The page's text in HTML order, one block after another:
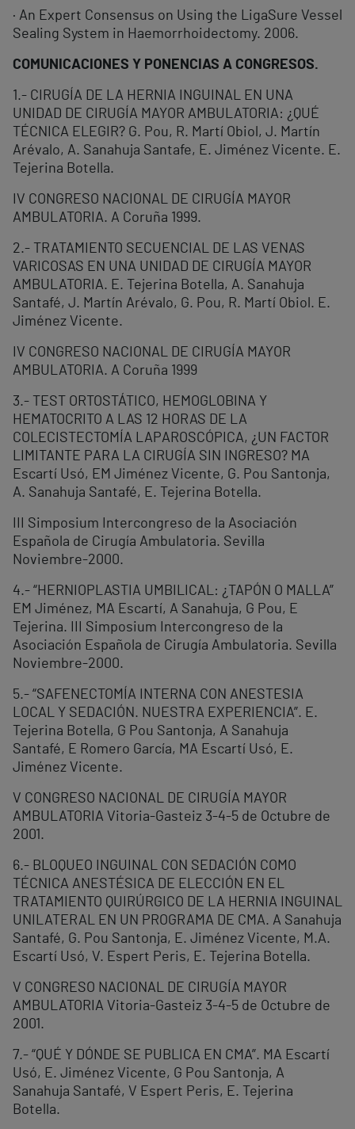
· An Expert Consensus on Using the LigaSure Vessel
Sealing System in Haemorrhoidectomy. 2006.
COMUNICACIONES Y PONENCIAS A CONGRESOS.
1.- CIRUGÍA DE LA HERNIA INGUINAL EN UNA
UNIDAD DE CIRUGÍA MAYOR AMBULATORIA: ¿QUÉ
TÉCNICA ELEGIR? G. Pou, R. Martí Obiol, J. Martín
Arévalo, A. Sanahuja Santafe, E. Jiménez Vicente. E.
Tejerina Botella.
IV CONGRESO NACIONAL DE CIRUGÍA MAYOR
AMBULATORIA. A Coruña 1999.
2.- TRATAMIENTO SECUENCIAL DE LAS VENAS
VARICOSAS EN UNA UNIDAD DE CIRUGÍA MAYOR
AMBULATORIA. E. Tejerina Botella, A. Sanahuja
Santafé, J. Martín Arévalo, G. Pou, R. Martí Obiol. E.
Jiménez Vicente.
IV CONGRESO NACIONAL DE CIRUGÍA MAYOR
AMBULATORIA. A Coruña 1999
3.- TEST ORTOSTÁTICO, HEMOGLOBINA Y
HEMATOCRITO A LAS 12 HORAS DE LA
COLECISTECTOMÍA LAPAROSCÓPICA, ¿UN FACTOR
LIMITANTE PARA LA CIRUGÍA SIN INGRESO? MA
Escartí Usó, EM Jiménez Vicente, G. Pou Santonja,
A. Sanahuja Santafé, E. Tejerina Botella.
III Simposium Intercongreso de la Asociación
Española de Cirugía Ambulatoria. Sevilla
Noviembre-2000.
4.- “HERNIOPLASTIA UMBILICAL: ¿TAPÓN O MALLA”
EM Jiménez, MA Escartí, A Sanahuja, G Pou, E
Tejerina. III Simposium Intercongreso de la
Asociación Española de Cirugía Ambulatoria. Sevilla
Noviembre-2000.
5.- “SAFENECTOMÍA INTERNA CON ANESTESIA
LOCAL Y SEDACIÓN. NUESTRA EXPERIENCIA”. E.
Tejerina Botella, G Pou Santonja, A Sanahuja
Santafé, E Romero García, MA Escartí Usó, E.
Jiménez Vicente.
V CONGRESO NACIONAL DE CIRUGÍA MAYOR
AMBULATORIA Vitoria-Gasteiz 3-4-5 de Octubre de
2001.
6.- BLOQUEO INGUINAL CON SEDACIÓN COMO
TÉCNICA ANESTÉSICA DE ELECCIÓN EN EL
TRATAMIENTO QUIRÚRGICO DE LA HERNIA INGUINAL
UNILATERAL EN UN PROGRAMA DE CMA. A Sanahuja
Santafé, G. Pou Santonja, E. Jiménez Vicente, M.A.
Escartí Usó, V. Espert Peris, E. Tejerina Botella.
V CONGRESO NACIONAL DE CIRUGÍA MAYOR
AMBULATORIA Vitoria-Gasteiz 3-4-5 de Octubre de
2001.
7.- “QUÉ Y DÓNDE SE PUBLICA EN CMA”. MA Escartí
Usó, E. Jiménez Vicente, G Pou Santonja, A
Sanahuja Santafé, V Espert Peris, E. Tejerina
Botella.